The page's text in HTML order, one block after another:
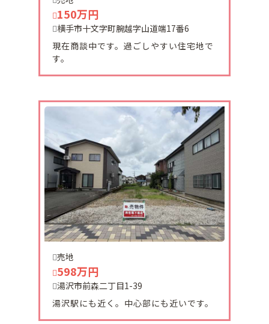
2024-02-10
湯沢市収益物件ご契約頂きました。
有難うございました。
2024-02-02
ありがとうございます。
2024-01-23
ソレアードA仮ご予約頂きました。
ありがとうございます。
2024-01-23
大雄中古住宅引き渡し致しました。
ありがとうございます。
2024-01-19
十文字町西坊田野売り土地販売になりました。
国道13号線沿いにあり商業用地としていかがでしょ
150万円
横手市十文字町腕越字山道端17番6
現在商談中です。過ごしやすい住宅地で
す。
売地
598万円
湯沢市前森二丁目1-39
湯沢駅にも近く。中心部にも近いです。